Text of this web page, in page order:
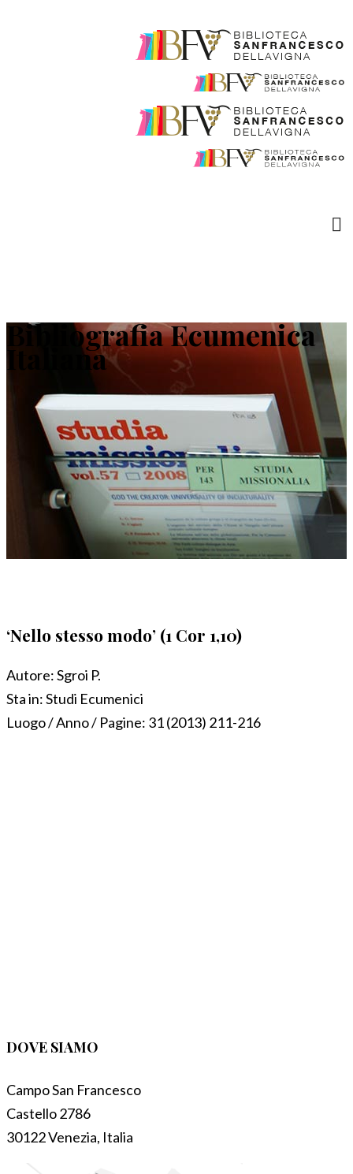
Bibliografia Ecumenica
Italiana
‘Nello stesso modo’ (1 Cor 1,10)
Autore:Sgroi P.
Sta in:Studi Ecumenici
Luogo / Anno / Pagine: 31 (2013) 211-216
DOVE SIAMO
Campo San Francesco
Castello 2786
30122 Venezia, Italia